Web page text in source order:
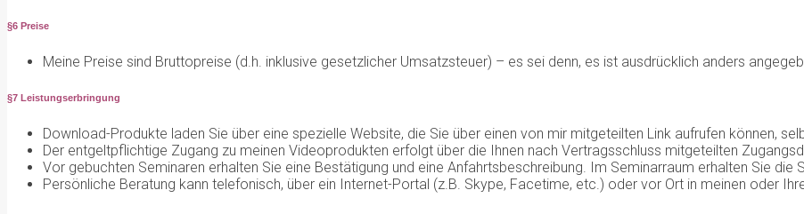
§6 Preise
Meine Preise sind Bruttopreise (d.h. inklusive gesetzlicher Umsatzsteuer) – es sei denn, es ist ausdrücklich anders
§7 Leistungserbringung
Download-Produkte laden Sie über eine spezielle Website, die Sie über einen von mir mitgeteilten Link aufrufen können,
Der entgeltpflichtige Zugang zu meinen Videoprodukten erfolgt über die Ihnen nach Vertragsschluss mitgeteilten
Vor gebuchten Seminaren erhalten Sie eine Bestätigung und eine Anfahrtsbeschreibung. Im Seminarraum erhalten Sie die
Persönliche Beratung kann telefonisch, über ein Internet-Portal (z.B. Skype, Facetime, etc.) oder vor Ort in meinen oder